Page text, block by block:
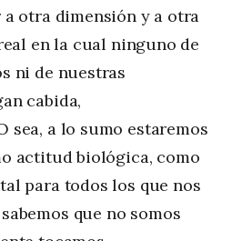
otra dimensión y a otra
en la cual ninguno de
ni de nuestras
cabida,
sea, a lo sumo estaremos
actitud biológica, como
para todos los que nos
que no somos